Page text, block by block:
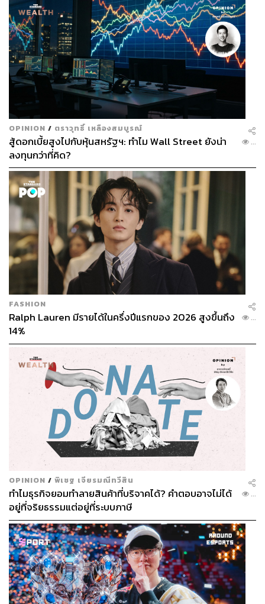
OPINION / ตราวุทธิ์ เหลืองสมบูรณ์
สู้ดอกเบี้ยสูงไปกับหุ้นสหรัฐฯ: ทำไม Wall Street ยังน่า
ลงทุนกว่าที่คิด?
...
FASHION
Ralph Lauren มีรายได้ในครึ่งปีแรกของ 2026 สูงขึ้นถึง
14%
...
OPINION / พิเชฐ เจียรมณีทวีสิน
ทำไมธุรกิจยอมทำลายสินค้าที่บริจาคได้? คำตอบอาจไม่ได้
อยู่ที่จริยธรรมแต่อยู่ที่ระบบภาษี
...